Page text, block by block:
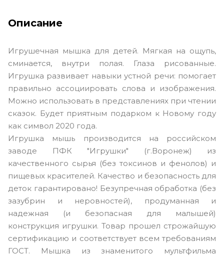
Описание
Игрушечная мышка для детей. Мягкая на ощупь,
сминается, внутри полая. Глаза рисованные.
Игрушка развивает навыки устной речи: помогает
правильно ассоциировать слова и изображения.
Можно использовать в представлениях при чтении
сказок. Будет приятным подарком к Новому году
как символ 2020 года.
Игрушка мышь производится на российском
заводе ПФК "Игрушки" (г.Воронеж) из
качественного сырья (без токсинов и фенолов) и
пищевых красителей. Качество и безопасность для
деток гарантировано! Безупречная обработка (без
зазубрин и неровностей), продуманная и
надежная (и безопасная для малышей)
конструкция игрушки. Товар прошел строжайшую
сертификацию и соответствует всем требованиям
ГОСТ. Мышка из знаменитого мультфильма